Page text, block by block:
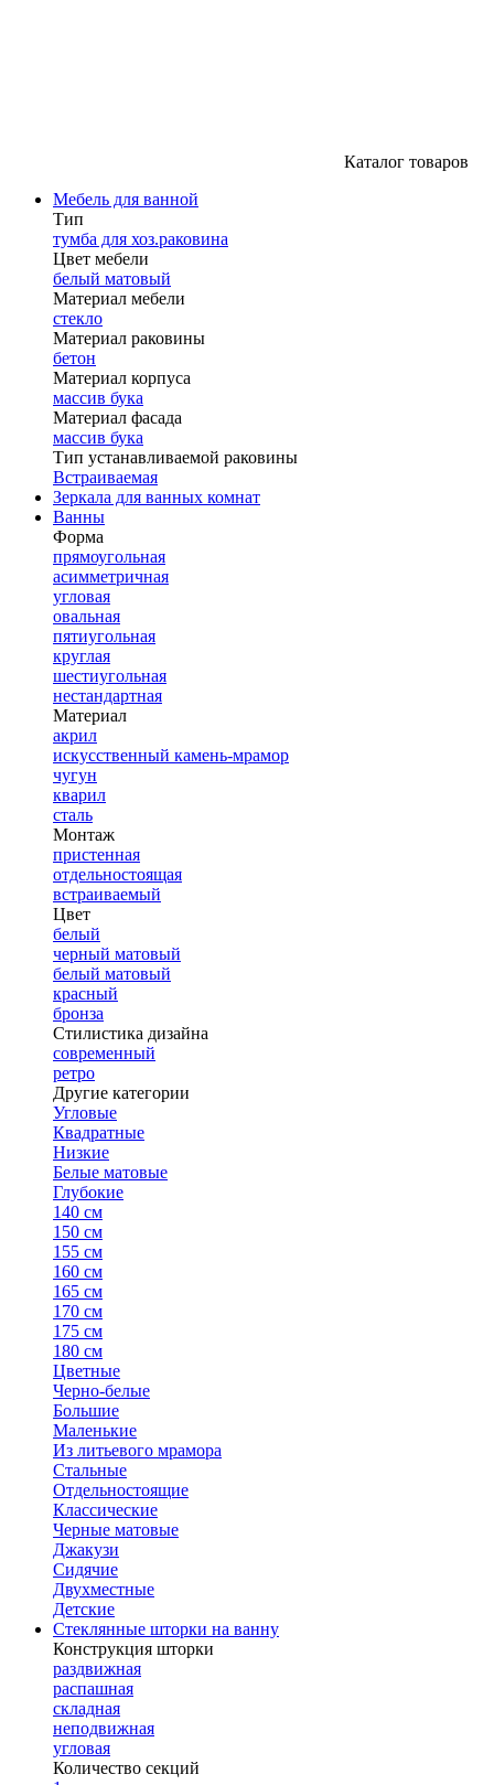
Каталог товаров
Мебель для ванной
Тип
тумба для хоз.раковина
Цвет мебели
белый матовый
Материал мебели
стекло
Материал раковины
бетон
Материал корпуса
массив бука
Материал фасада
массив бука
Тип устанавливаемой раковины
Встраиваемая
Зеркала для ванных комнат
Ванны
Форма
прямоугольная
асимметричная
угловая
овальная
пятиугольная
круглая
шестиугольная
нестандартная
Материал
акрил
искусственный камень-мрамор
чугун
кварил
сталь
Монтаж
пристенная
отдельностоящая
встраиваемый
Цвет
белый
черный матовый
белый матовый
красный
бронза
Стилистика дизайна
современный
ретро
Другие категории
Угловые
Квадратные
Низкие
Белые матовые
Глубокие
140 см
150 см
155 см
160 см
165 см
170 см
175 см
180 см
Цветные
Черно-белые
Большие
Маленькие
Из литьевого мрамора
Стальные
Отдельностоящие
Классические
Черные матовые
Джакузи
Сидячие
Двухместные
Детские
Стеклянные шторки на ванну
Конструкция шторки
раздвижная
распашная
складная
неподвижная
угловая
Количество секций